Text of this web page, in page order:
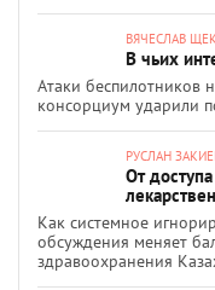
ВЯЧЕСЛАВ
В чьих
Атаки беспилотников
консорциум ударили
РУСЛАН
От
Как системное
обсуждения меняет
здравоохранения